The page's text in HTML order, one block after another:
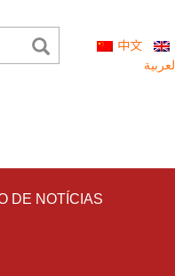
中文
DE NOTÍCIAS